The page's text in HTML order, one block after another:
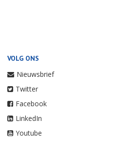
VOLG ONS
Nieuwsbrief
Twitter
Facebook
LinkedIn
Youtube